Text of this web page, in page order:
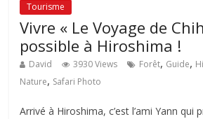
Tourisme
Vivre « Le Voyage de
possible à Hiroshima !
David 3930 Views Forêt, Guide,
Nature, Safari Photo
Arrivé à Hiroshima, c’est l’ami Yann qui